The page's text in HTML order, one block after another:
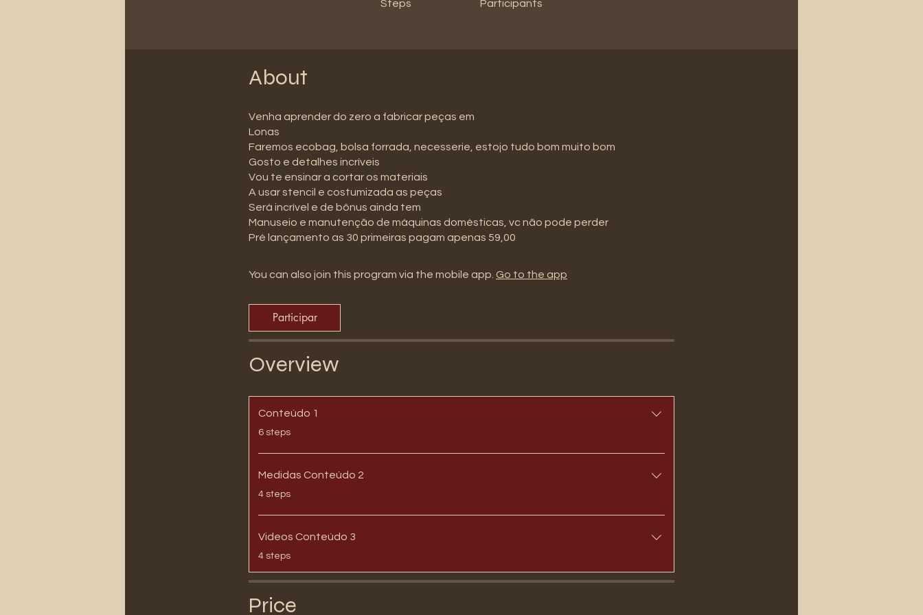
Steps Participants
About
Venha aprender do zero a fabricar peças em
Lonas
Faremos ecobag, bolsa forrada, necesserie, estojo tudo bom muito bom
Gosto e detalhes incríveis
Vou te ensinar a cortar os materiais
A usar stencil e costumizada as peças
Será incrível e de bônus ainda tem
Manuseio e manutenção de máquinas domésticas, vc não pode perder
Pré lançamento as 30 primeiras pagam apenas 59,00
You can also join this program via the mobile app. Go to the app
Participar
Overview
Conteúdo 1
.6 steps
Medidas Conteúdo 2
.
4 steps
Videos Conteúdo 3
.
4 steps
Price